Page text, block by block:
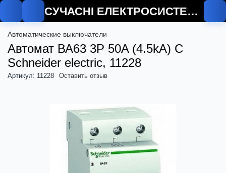
СУЧАСНІ ЕЛЕКТРОСИСТЕМИ
Автоматические выключатели
Автомат ВА63 3P 50A (4.5kA) C
Schneider electric, 11228
Артикул: 11228 Оставить отзыв